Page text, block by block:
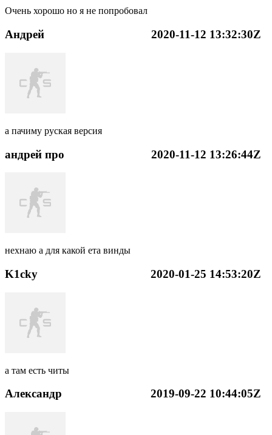
Очень хорошо но я не попробовал
Андрей 2020-11-12 13:32:30Z
а пачиму руская версия
андрей про 2020-11-12 13:26:44Z
нехнаю а для какой ета винды
K1cky 2020-01-25 14:53:20Z
а там есть читы
Александр 2019-09-22 10:44:05Z